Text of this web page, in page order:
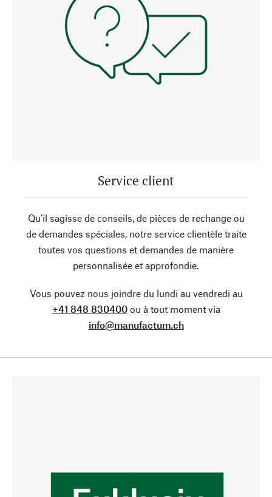
Service client
Qu’il sagisse de conseils, de pièces de rechange ou
de demandes spéciales, notre service clientèle traite
toutes vos questions et demandes de manière
personnalisée et approfondie.
Vous pouvez nous joindre du lundi au vendredi au
+41 848 830400ou à tout moment via
info@manufactum.ch